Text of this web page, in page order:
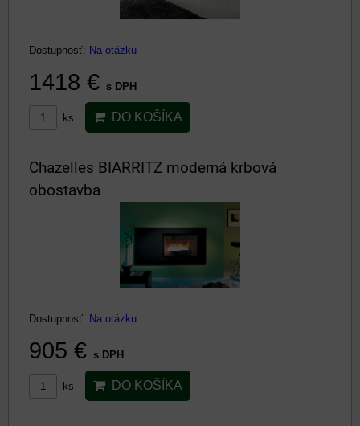
Dostupnosť: Na otázku
1418 € s DPH
ks DO KOŠÍKA
Chazelles BIARRITZ moderná krbová
obostavba
Dostupnosť: Na otázku
905 € s DPH
ks DO KOŠÍKA